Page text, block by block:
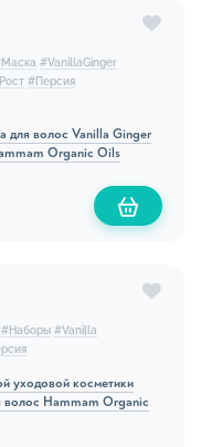
Маска #VanillaGinger
#Персия
для волос Vanilla Ginger
Organic Oils
#Наборы #Vanilla
уходовой косметики
волос Hammam Organic